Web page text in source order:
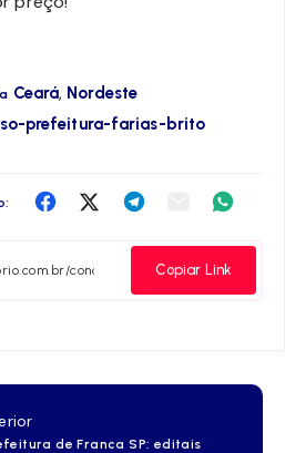
Ceará, Nordeste
prefeitura-farias-brito
Compartilha
Facebook
CompartilhaCompartilha
Telegram
Compartilha
Email
Copiar Link
de Franca SP: editais